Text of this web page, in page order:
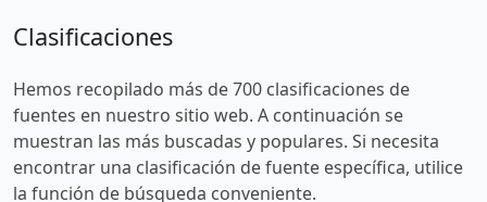
Clasificaciones
Hemos recopilado más de 700 clasificaciones de
fuentes en nuestro sitio web. A continuación se
muestran las más buscadas y populares. Si necesita
encontrar una clasificación de fuente específica, utilice
la función de búsqueda conveniente.